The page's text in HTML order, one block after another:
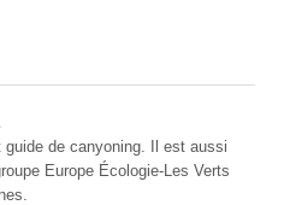
guide de canyoning. Il est aussi
Europe Écologie-Les Verts